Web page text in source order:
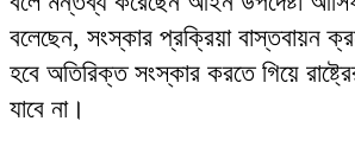
বলেছেন, সংস্কার প্রক্রিয়া বাস্তবায়ন
হবে অতিরিক্ত সংস্কার করতে গিয়ে
যাবে না।